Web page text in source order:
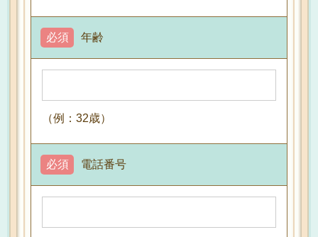
年齢
必須
（例：32歳）
電話番号
必須